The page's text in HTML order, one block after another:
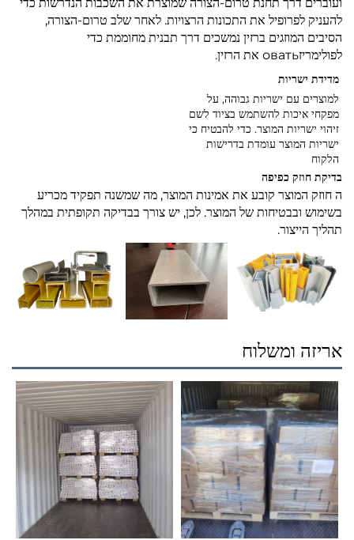
להעניק לפרופיל את התכונות הרצויות. לאחר שלב טרום-הצורה,
הסיבים המוזגים ברזין נמשכים דרך תבנית מחוממת כדי
לפולימריזовать את הרזין.
מדידת ישריות
למוצרים עם ישריות גבוהה, על
מפקחי איכות להשתמש בציוד לשם
זיהוי ישריות המוצר. כדי להבטיח כי
ישריות המוצר עומדת בדרישות
הלקוח
בדיקת חוזק כפיפה
ה חוזק המוצר קובע את אמינות המוצר, מה שמשנה תפקיד מכריע
בשימוש ובבטיחות של המוצר. לכן, יש צורך בבדיקה תקופתית במהלך
תהליך הייצור.
אריזה ומשלוח